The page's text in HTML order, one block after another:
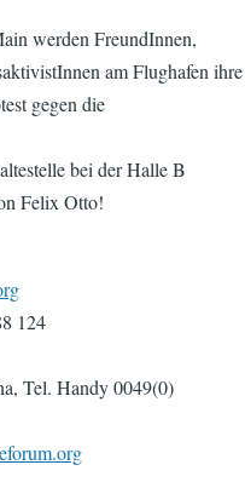
werden FreundInnen,
am Flughafen ihre
gegen die
bei der Halle B
Felix Otto!
124
Tel. Handy 0049(0)